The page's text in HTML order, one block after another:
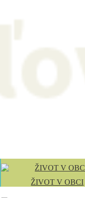
ŽIVOT V OBCI